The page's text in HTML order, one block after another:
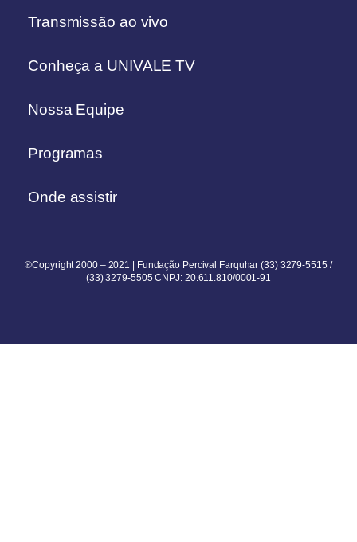
Transmissão ao vivo
Conheça a UNIVALE TV
Nossa Equipe
Programas
Onde assistir
®Copyright 2000 – 2021 | Fundação Percival Farquhar (33) 3279-5515 /
(33) 3279-5505 CNPJ: 20.611.810/0001-91